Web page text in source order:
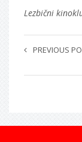
Lezbični
PREVIOUS